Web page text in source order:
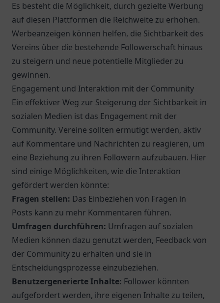
Es besteht die Möglichkeit, durch gezielte Werbung
auf diesen Plattformen die Reichweite zu erhöhen.
Werbeanzeigen können helfen, die Sichtbarkeit des
Vereins über die bestehende Followerschaft hinaus
zu steigern und neue potentielle Mitglieder zu
gewinnen.
Engagement und Interaktion mit der Community
Ein effektiver Weg zur Steigerung der Sichtbarkeit in
sozialen Medien ist das Engagement mit der
Community. Vereine sollten ermutigt werden, aktiv
auf Kommentare und Nachrichten zu reagieren, um
eine Beziehung zu ihren Followern aufzubauen. Hier
sind einige Möglichkeiten, wie die Interaktion
gefördert werden könnte:
Fragen stellen: Das Einbeziehen von Fragen in
Posts kann zu mehr Kommentaren führen.
Umfragen durchführen: Umfragen auf sozialen
Medien können dazu genutzt werden, Feedback von
der Community zu erhalten und sie in
Entscheidungsprozesse einzubeziehen.
Benutzergenerierte Inhalte: Follower könnten
aufgefordert werden, ihre eigenen Inhalte zu teilen,